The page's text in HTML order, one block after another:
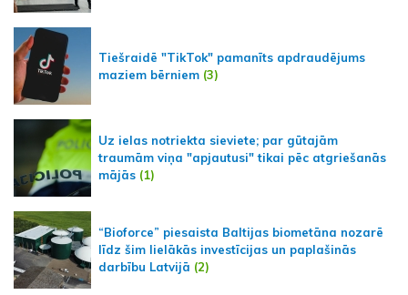
Tiešraidē "TikTok" pamanīts apdraudējums
maziem bērniem (3)
Uz ielas notriekta sieviete; par gūtajām
traumām viņa "apjautusi" tikai pēc atgriešanās
mājās (1)
“Bioforce” piesaista Baltijas biometāna nozarē
līdz šim lielākās investīcijas un paplašinās
darbību Latvijā (2)